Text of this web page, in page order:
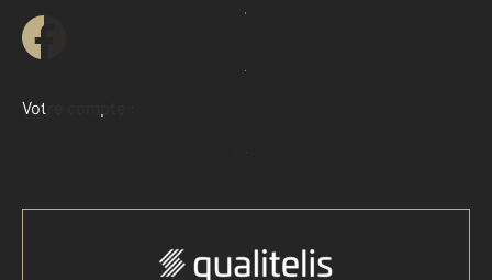
Contacter l'agence
Demander une estimation
Votre compte :
Accéder à mon compte